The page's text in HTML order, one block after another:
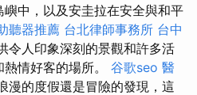
中，以及安圭拉在安全與和平
聽器推薦 台北律師事務所 台中
令人印象深刻的景觀和許多活
情好客的場所。 谷歌seo 醫
漫的度假還是冒險的發現，這